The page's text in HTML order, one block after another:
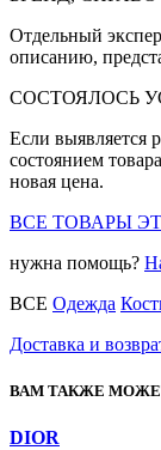
Отдельный
описанию,
СОСТОЯЛОСЬ
Если выявляется
состоянием
новая цена.
ВСЕ ТОВАРЫ
нужна помощь?
ВСЕ Одежда
Доставка и
ВАМ ТАКЖЕ
DIOR